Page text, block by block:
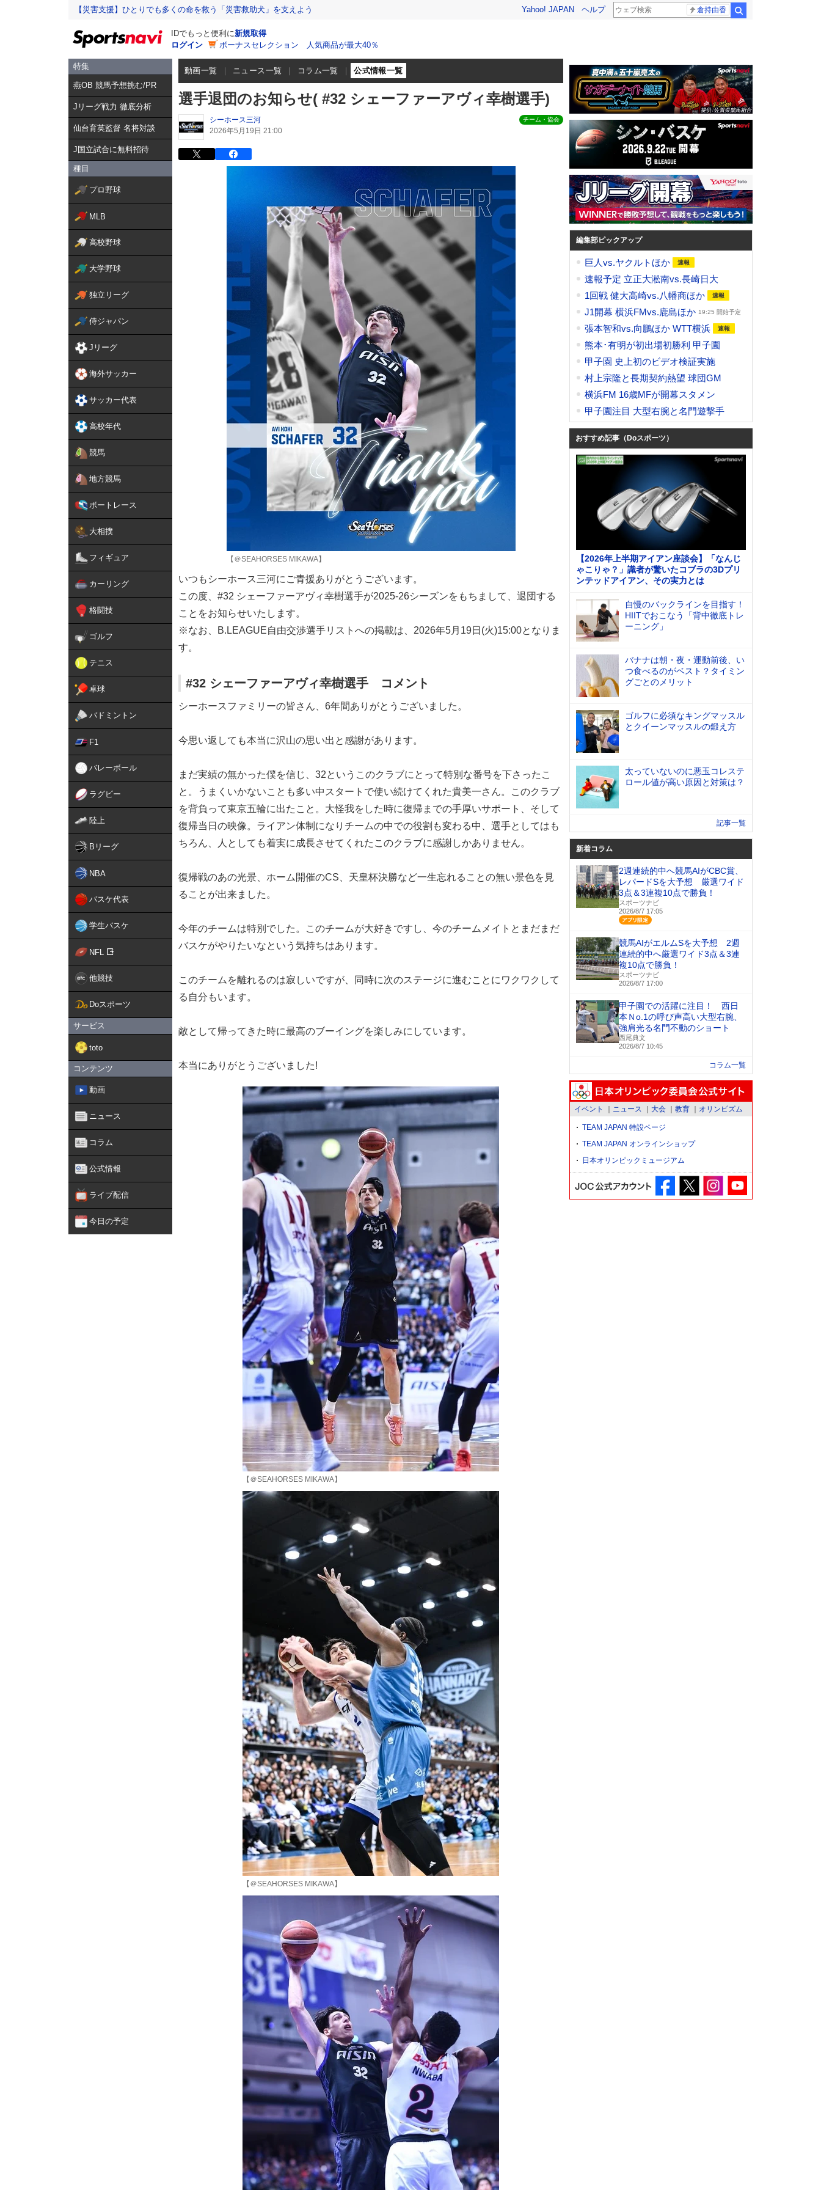
【災害支援】ひとりでも多くの命を救う「災害救助犬」を支えよう Yahoo! JAPAN ヘルプ 倉持由香
IDでもっと便利に新規取得
ログイン
ボーナスセレクション 人気商品が最大40％
特集
燕OB 競馬予想挑む/PR
Jリーグ戦力 徹底分析
仙台育英監督 名将対談
J国立試合に無料招待
種目
プロ野球
MLB
高校野球
大学野球
独立リーグ
侍ジャパン
Jリーグ
海外サッカー
サッカー代表
高校年代
競馬
地方競馬
ボートレース
大相撲
フィギュア
カーリング
格闘技
ゴルフ
テニス
卓球
バドミントン
F1
バレーボール
ラグビー
陸上
Bリーグ
NBA
バスケ代表
学生バスケ
NFL
他競技
Doスポーツ
サービス
toto
コンテンツ
動画
ニュース
コラム
公式情報
ライブ配信
今日の予定
動画一覧 ニュース一覧 コラム一覧 公式情報一覧
選手退団のお知らせ( #32 シェーファーアヴィ幸樹選手)
シーホース三河
2026年5月19日 21:00
チーム・協会
【＠SEAHORSES MIKAWA】
いつもシーホース三河にご青援ありがとうございます。
この度、#32 シェーファーアヴィ幸樹選手が2025-26シーズンをもちまして、退団する
ことをお知らせいたします。
※なお、B.LEAGUE自由交渉選手リストへの掲載は、2026年5月19日(火)15:00となりま
す。
#32 シェーファーアヴィ幸樹選手 コメント
シーホースファミリーの皆さん、6年間ありがとうございました。
今思い返しても本当に沢山の思い出と感謝があります。
まだ実績の無かった僕を信じ、32というこのクラブにとって特別な番号を下さったこ
と。うまくいかないことも多い中スタートで使い続けてくれた貴美一さん。このクラブ
を背負って東京五輪に出たこと。大怪我をした時に復帰までの手厚いサポート、そして
復帰当日の映像。ライアン体制になりチームの中での役割も変わる中、選手としてはも
ちろん、人としても着実に成長させてくれたこのクラブに感謝しかありません。
復帰戦のあの光景、ホーム開催のCS、天皇杯決勝など一生忘れることの無い景色を見
ることが出来ました。
今年のチームは特別でした。このチームが大好きですし、今のチームメイトとまだまだ
バスケがやりたいなという気持ちはあります。
このチームを離れるのは寂しいですが、同時に次のステージに進むことにワクワクして
る自分もいます。
敵として帰ってきた時に最高のブーイングを楽しみにしています。
本当にありがとうございました!
【＠SEAHORSES MIKAWA】
【＠SEAHORSES MIKAWA】
編集部ピックアップ
巨人vs.ヤクルトほか
速報予定 立正大淞南vs.長崎日大
1回戦 健大高崎vs.八幡商ほか
J1開幕 横浜FMvs.鹿島ほか 19:25 開始予定
張本智和vs.向鵬ほか WTT横浜
熊本･有明が初出場初勝利 甲子園
甲子園 史上初のビデオ検証実施
村上宗隆と長期契約熱望 球団GM
横浜FM 16歳MFが開幕スタメン
甲子園注目 大型右腕と名門遊撃手
おすすめ記事（Doスポーツ）
【2026年上半期アイアン座談会】「なんじ
ゃこりゃ？」識者が驚いたコブラの3Dプリ
ンテッドアイアン、その実力とは
自慢のバックラインを目指す！
HIITでおこなう「背中徹底トレ
ーニング」
バナナは朝・夜・運動前後、い
つ食べるのがベスト？タイミン
グごとのメリット
ゴルフに必須なキングマッスル
とクイーンマッスルの鍛え方
太っていないのに悪玉コレステ
ロール値が高い原因と対策は？
記事一覧
新着コラム
2週連続的中へ競馬AIがCBC賞、
レパードSを大予想 厳選ワイド
3点＆3連複10点で勝負！
スポーツナビ
2026/8/7 17:05
競馬AIがエルムSを大予想 2週
連続的中へ厳選ワイド3点＆3連
複10点で勝負！
スポーツナビ
2026/8/7 17:00
甲子園での活躍に注目！ 西日
本Ｎo.1の呼び声高い大型右腕、
強肩光る名門不動のショート
西尾典文
2026/8/7 10:45
コラム一覧
イベント ニュース 大会 教育 オリンピズム
TEAM JAPAN 特設ページ
TEAM JAPAN オンラインショップ
日本オリンピックミュージアム